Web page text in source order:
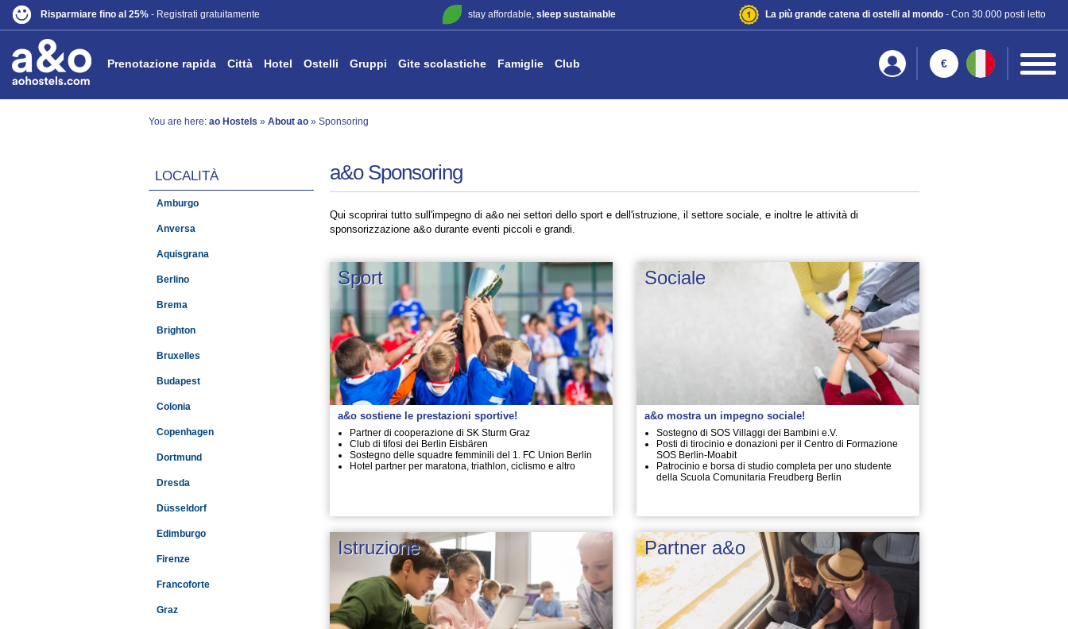
Risparmiare fino al 25% - Registrati gratuitamente stay affordable, sleep sustainable La più grande catena di ostelli al mondo- Con 30.000 posti letto
Prenotazione rapida Città Hotel Ostelli Gruppi Gite scolastiche Famiglie Club €
You are here: ao Hostels » About ao » Sponsoring
LOCALITÀ
Amburgo
Anversa
Aquisgrana
Berlino
Brema
Brighton
Bruxelles
Budapest
Colonia
Copenhagen
Dortmund
Dresda
Düsseldorf
Edimburgo
Firenze
Francoforte
Graz
a&o Sponsoring
Qui scoprirai tutto sull'impegno di a&o nei settori dello sport e dell'istruzione, il settore sociale, e inoltre le attività di
sponsorizzazione a&o durante eventi piccoli e grandi.
Sport
a&o sostiene le prestazioni sportive!
Partner di cooperazione di SK Sturm Graz
Club di tifosi dei Berlin Eisbären
Sostegno delle squadre femminili del 1. FC Union Berlin
Hotel partner per maratona, triathlon, ciclismo e altro
Sociale
a&o mostra un impegno sociale!
Sostegno di SOS Villaggi dei Bambini e.V.
Posti di tirocinio e donazioni per il Centro di Formazione
SOS Berlin-Moabit
Patrocinio e borsa di studio completa per uno studente
della Scuola Comunitaria Freudberg Berlin
Istruzione Partner a&o